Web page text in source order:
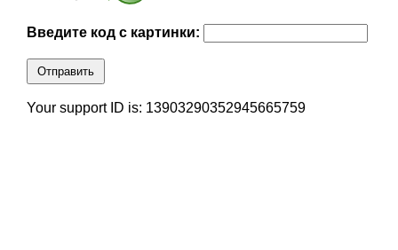
Введите код с картинки:
Отправить
Your support ID is: 13903290352945665759